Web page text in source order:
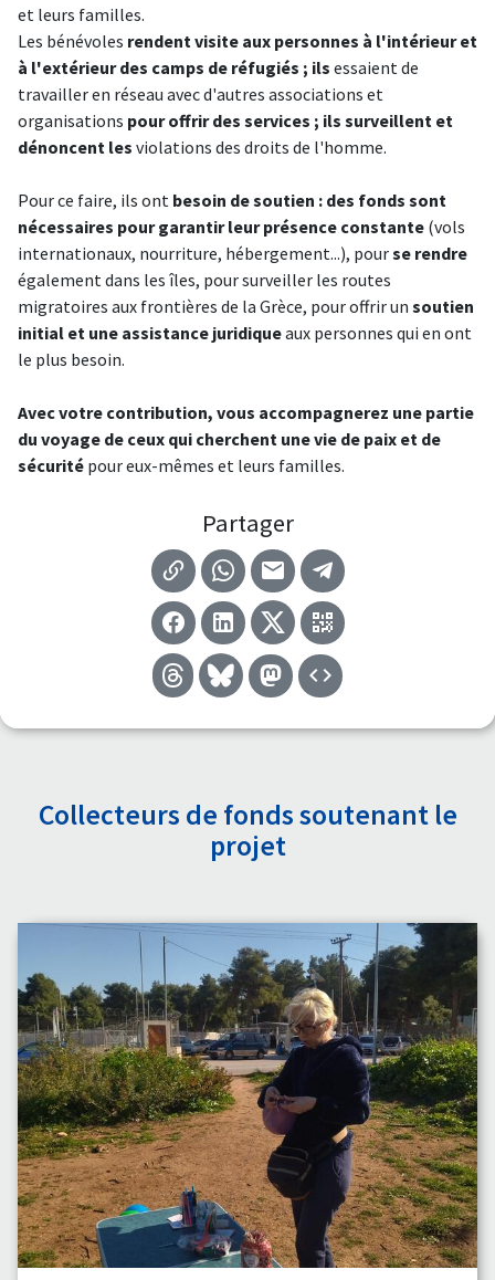
et leurs familles.
Les bénévoles rendent visite aux personnes à l'intérieur et
à l'extérieur des camps de réfugiés ; ils essaient de
travailler en réseau avec d'autres associations et
organisations pour offrir des services ; ils surveillent et
dénoncent les violations des droits de l'homme.
Pour ce faire, ils ont besoin de soutien : des fonds sont
nécessaires pour garantir leur présence constante (vols
internationaux, nourriture, hébergement...), pourse rendre
également dans les îles, pour surveiller les routes
migratoires aux frontières de la Grèce, pour offrir un soutien
initial et une assistance juridiqueaux personnes qui en ont
le plus besoin.
Avec votre contribution, vous accompagnerez une partie
du voyage de ceux qui cherchent une vie de paix et de
sécurité pour eux-mêmes et leurs familles.
Partager
Collecteurs de fonds soutenant le
projet